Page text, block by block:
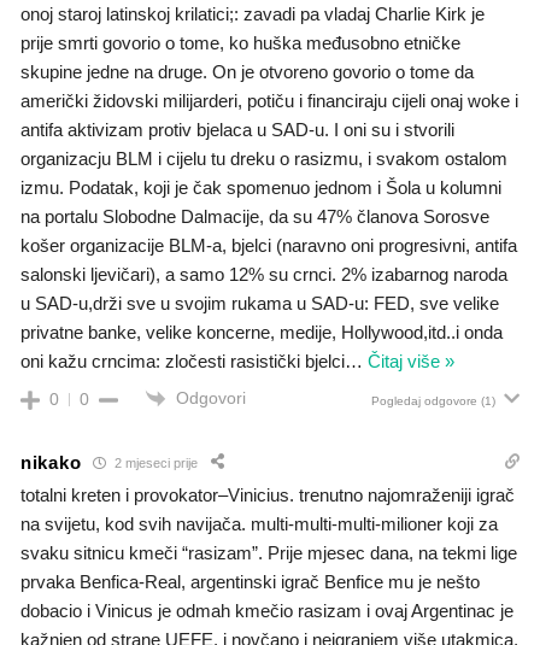
onoj staroj latinskoj krilatici;: zavadi pa vladaj Charlie Kirk je
prije smrti govorio o tome, ko huška međusobno etničke
skupine jedne na druge. On je otvoreno govorio o tome da
američki židovski milijarderi, potiču i financiraju cijeli onaj woke i
antifa aktivizam protiv bjelaca u SAD-u. I oni su i stvorili
organizacju BLM i cijelu tu dreku o rasizmu, i svakom ostalom
izmu. Podatak, koji je čak spomenuo jednom i Šola u kolumni
na portalu Slobodne Dalmacije, da su 47% članova Sorosve
košer organizacije BLM-a, bjelci (naravno oni progresivni, antifa
salonski ljevičari), a samo 12% su crnci. 2% izabarnog naroda
u SAD-u,drži sve u svojim rukama u SAD-u: FED, sve velike
privatne banke, velike koncerne, medije, Hollywood,itd..i onda
oni kažu crncima: zločesti rasistički bjelci… Čitaj više »
0 0 Odgovori Pogledaj odgovore (1)
nikako 2 mjeseci prije
totalni kreten i provokator–Vinicius. trenutno najomraženiji igrač
na svijetu, kod svih navijača. multi-multi-multi-milioner koji za
svaku sitnicu kmeči “rasizam”. Prije mjesec dana, na tekmi lige
prvaka Benfica-Real, argentinski igrač Benfice mu je nešto
dobacio i Vinicus je odmah kmečio rasizam i ovaj Argentinac je
kažnjen od strane UEFE. i novčano i neigranjem više utakmica,